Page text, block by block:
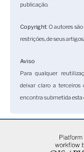
publicação.
Copyright: O autores
restrições, de seus artigos.
Aviso
Para qualquer
deixar claro a
encontra submetida esta